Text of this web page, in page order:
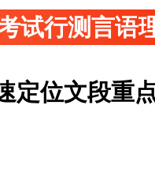
试行测言语
定位文段重